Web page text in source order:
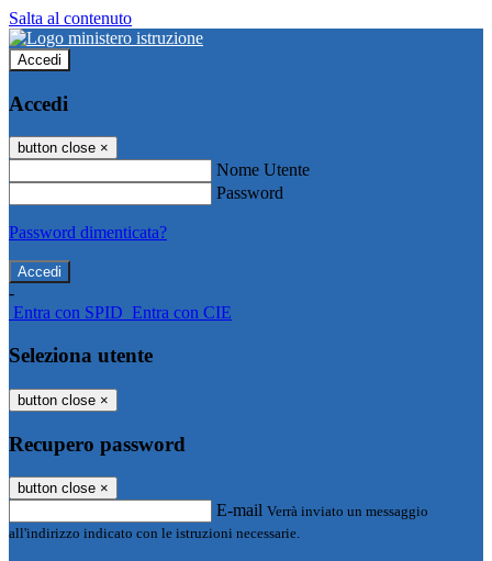
Salta al contenuto
Accedi
Accedi
button close ×
Nome Utente
Password
Password dimenticata?
-
Entra con SPID Entra con CIE
Seleziona utente
button close ×
Recupero password
button close ×
E-mail Verrà inviato un messaggio
all'indirizzo indicato con le istruzioni necessarie.